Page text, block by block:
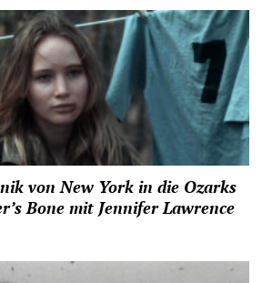
von New York in die Ozarks
Bone mit Jennifer Lawrence